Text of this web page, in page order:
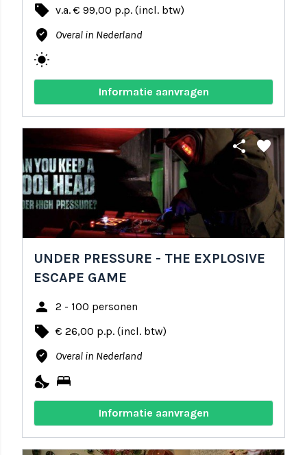
local_offer v.a. € 99,00 p.p. (incl. btw)
where_to_vote Overal in Nederland
wb_sunny
Informatie aanvragen
share favorite
UNDER PRESSURE - THE EXPLOSIVE
ESCAPE GAME
person 2 - 100 personen
local_offer € 26,00 p.p. (incl. btw)
where_to_vote Overal in Nederland
nights_stay bed
Informatie aanvragen